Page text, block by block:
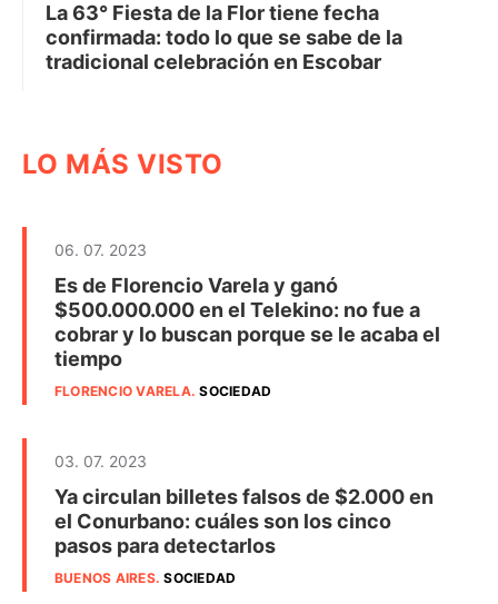
La 63° Fiesta de la Flor tiene fecha
confirmada: todo lo que se sabe de la
tradicional celebración en Escobar
LO MÁS VISTO
06. 07. 2023
Es de Florencio Varela y ganó
$500.000.000 en el Telekino: no fue a
cobrar y lo buscan porque se le acaba el
tiempo
FLORENCIO VARELA.SOCIEDAD
03. 07. 2023
Ya circulan billetes falsos de $2.000 en
el Conurbano: cuáles son los cinco
pasos para detectarlos
BUENOS AIRES.SOCIEDAD